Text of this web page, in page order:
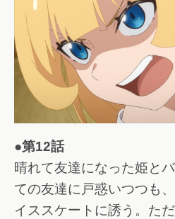
●第12話
晴れて友達になった姫と
ての友達に戸惑いつつも
イススケートに誘う。た